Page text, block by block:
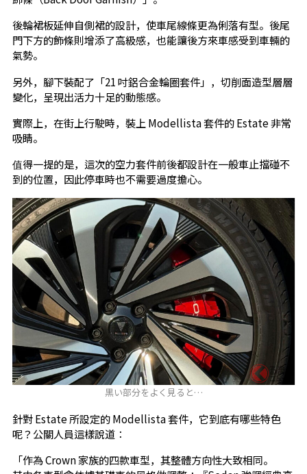
後輪裙板延伸自側裙的設計，使車尾線條更為俐落有型。後尾
門下方的飾條則增添了高級感，也能讓後方來車感受到車輛的
氣勢。
另外，腳下裝配了「21 吋鋁合金輪圈套件」，切削面造型層層
變化，呈現出活力十足的動態感。
實際上，在街上行駛時，裝上 Modellista 套件的 Estate 非常
吸睛。
值得一提的是，這次的空力套件前後都設計在一般車止擋碰不
到的位置，因此停車時也不需要過度擔心。
黒い部分をよく見ると…
針對 Estate 所設定的 Modellista 套件，它到底有哪些特色
呢？公關人員這樣說道：
「作為 Crown 家族的四款車型，其整體方向性大致相同。